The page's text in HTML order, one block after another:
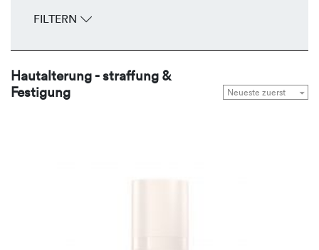
Elastizitäts- und Konturverlust sowie Hautverfärbungen
Regenerationsmechanismen anregen, die hauteigene
Kollagenproduktion stimulieren, Falten korrigieren, die
FILTERN
Hautalterung - straffung &
Festigung